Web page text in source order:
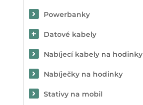
Powerbanky
Datové kabely
Nabíjecí kabely na hodinky
Nabíječky na hodinky
Stativy na mobil